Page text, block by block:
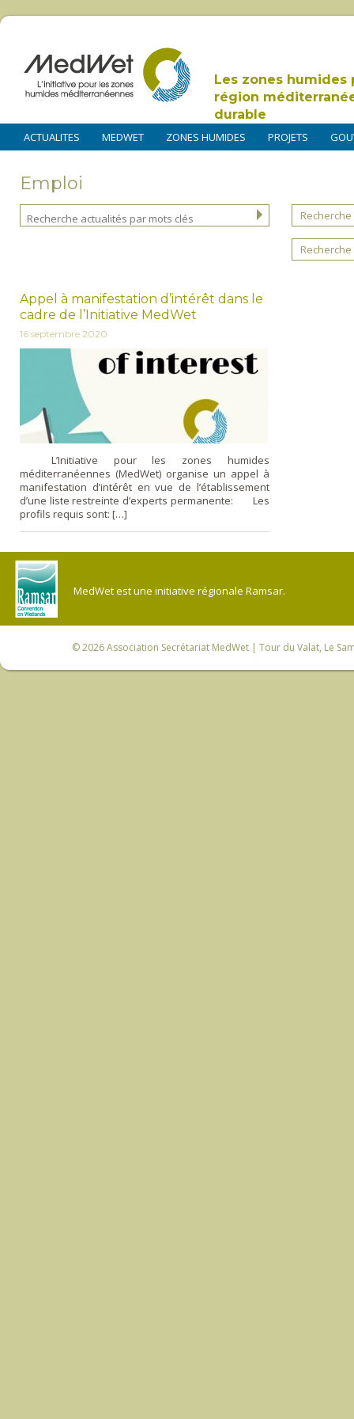
Les zones humides
région
durable
ACTUALITES MEDWET ZONES HUMIDES PROJETS
Emploi
Appel à manifestation d’intérêt dans le
cadre de l’Initiative MedWet
16 septembre 2020
L’Initiative pour les zones humides
méditerranéennes (MedWet) organise un appel à
manifestation d’intérêt en vue de l’établissement
d’une liste restreinte d’experts permanente: Les
profils requis sont: […]
MedWet est une initiative régionale Ramsar.
© 2026Association Secrétariat MedWet | Tour du Valat, Le